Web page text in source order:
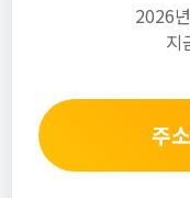
2026
지
주